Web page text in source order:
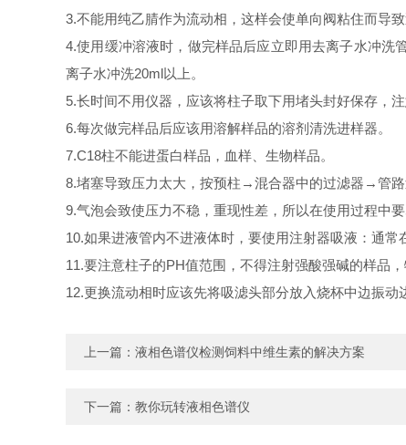
3.不能用纯乙腈作为流动相，这样会使单向阀粘住而导致
4.使用缓冲溶液时，做完样品后应立即用去离子水冲洗
离子水冲洗20ml以上。
5.长时间不用仪器，应该将柱子取下用堵头封好保存，
6.每次做完样品后应该用溶解样品的溶剂清洗进样器。
7.C18柱不能进蛋白样品，血样、生物样品。
8.堵塞导致压力太大，按预柱→混合器中的过滤器→管
9.气泡会致使压力不稳，重现性差，所以在使用过程中要
10.如果进液管内不进液体时，要使用注射器吸液：通常
11.要注意柱子的PH值范围，不得注射强酸强碱的样品，
12.更换流动相时应该先将吸滤头部分放入烧杯中边振
上一篇： 液相色谱仪检测饲料中维生素的解决方案
下一篇： 教你玩转液相色谱仪